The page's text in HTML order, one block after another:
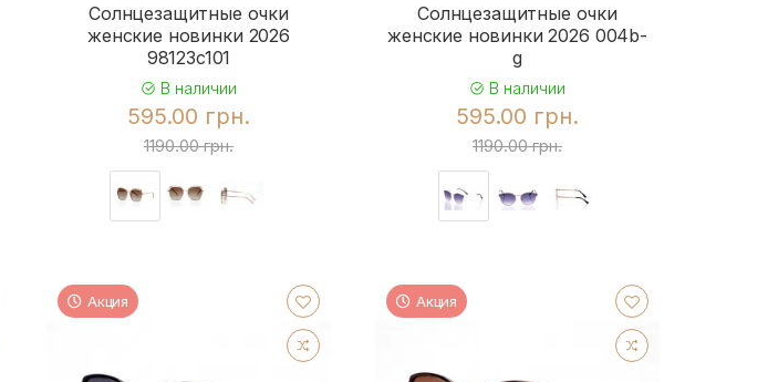
Солнцезащитные очки
женские новинки 2026
98123c101
В наличии
595.00 грн.
1190.00 грн.
Солнцезащитные очки
женские новинки 2026 004b-
g
В наличии
595.00 грн.
1190.00 грн.
Акция Акция